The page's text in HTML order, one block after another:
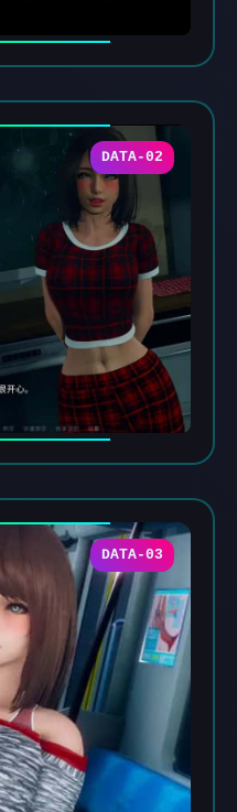
DATA-02
DATA-03